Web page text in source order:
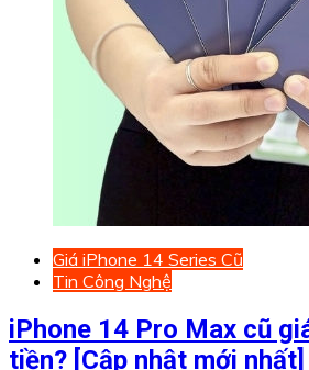
Giá iPhone 14 Series Cũ
Tin Công Nghệ
iPhone 14 Pro Max cũ
tiền? [Cập nhật mới nhất]